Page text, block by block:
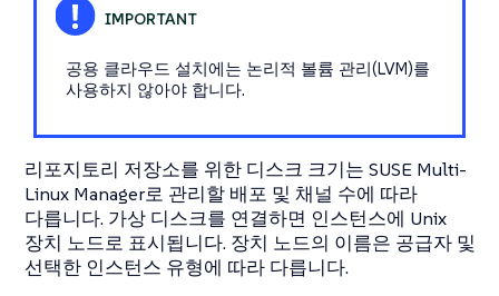
공용 클라우드 설치에는 논리적 볼륨 관리(LVM)를
사용하지 않아야 합니다.
리포지토리 저장소를 위한 디스크 크기는 SUSE Multi-
Linux Manager로 관리할 배포 및 채널 수에 따라
다릅니다. 가상 디스크를 연결하면 인스턴스에 Unix
장치 노드로 표시됩니다. 장치 노드의 이름은 공급자 및
선택한 인스턴스 유형에 따라 다릅니다.